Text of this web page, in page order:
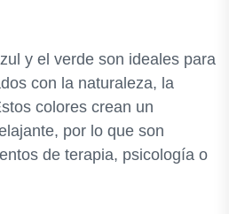
y el verde son ideales para
con la naturaleza, la
colores crean un
por lo que son
de terapia, psicología o